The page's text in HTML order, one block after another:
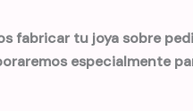
fabricar tu joya sobre
especialmente